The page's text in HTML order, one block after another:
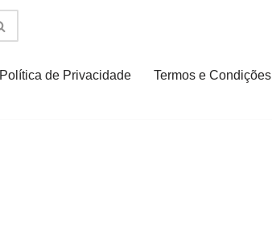
Política de Privacidade Termos e Condições